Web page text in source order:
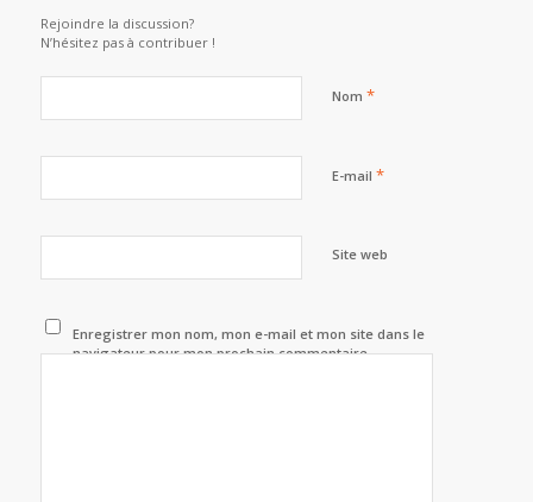
Rejoindre la discussion?
N’hésitez pas à contribuer !
Nom *
E-mail *
Site web
Enregistrer mon nom, mon e-mail et mon site dans le
navigateur pour mon prochain commentaire.